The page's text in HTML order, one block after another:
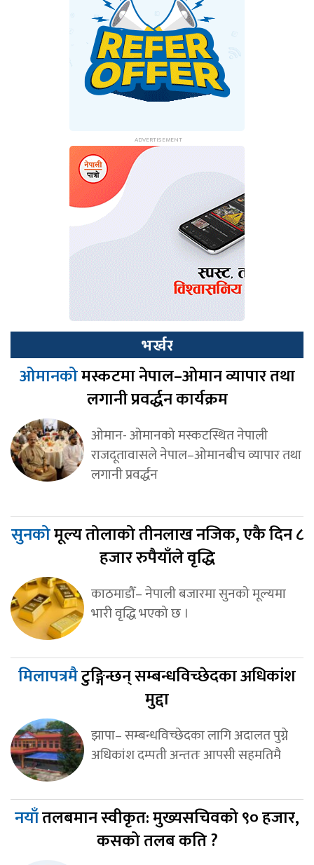
भर्खर
ओमानकोमस्कटमा नेपाल–ओमान व्यापार तथा
लगानी प्रवर्द्धन कार्यक्रम
ओमान- ओमानको मस्कटस्थित नेपाली
राजदूतावासले नेपाल–ओमानबीच व्यापार तथा
लगानी प्रवर्द्धन
सुनकोमूल्य तोलाको तीनलाख नजिक, एकै दिन ८
हजार रुपैयाँले वृद्धि
काठमाडौँ– नेपाली बजारमा सुनको मूल्यमा
भारी वृद्धि भएको छ ।
मिलापत्रमैटुङ्गिन्छन् सम्बन्धविच्छेदका अधिकांश
मुद्दा
झापा– सम्बन्धविच्छेदका लागि अदालत पुग्ने
अधिकांश दम्पती अन्ततः आपसी सहमतिमै
नयाँतलबमान स्वीकृत: मुख्यसचिवको ९० हजार,
कसको तलब कति ?